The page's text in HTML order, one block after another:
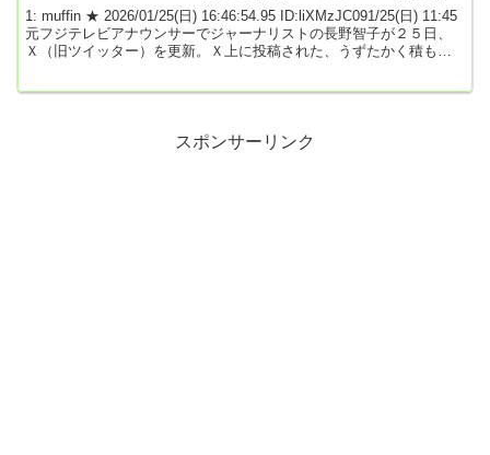
とお考えですか？」反応さまざま
1: muffin ★ 2026/01/25(日) 16:46:54.95 ID:liXMzJC091/25(日) 11:45
元フジテレビアナウンサーでジャーナリストの長野智子が２５日、
Ｘ（旧ツイッター）を更新。Ｘ上に投稿された、うずたかく積もっ
スポンサーリンク